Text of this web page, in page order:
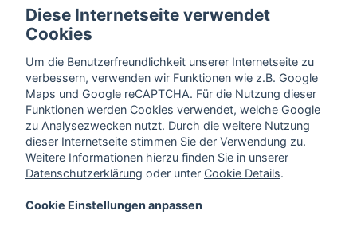
Diese Internetseite verwendet
Cookies
Um die Benutzerfreundlichkeit unserer Internetseite zu
verbessern, verwenden wir Funktionen wie z.B. Google
Maps und Google reCAPTCHA. Für die Nutzung dieser
Funktionen werden Cookies verwendet, welche Google
zu Analysezwecken nutzt. Durch die weitere Nutzung
dieser Internetseite stimmen Sie der Verwendung zu.
Weitere Informationen hierzu finden Sie in unserer
Datenschutzerklärung oder unter Cookie Details.
Cookie Einstellungen anpassen